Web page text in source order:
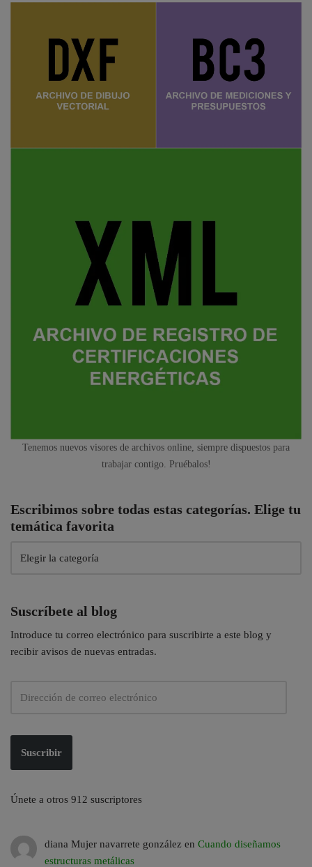
Tenemos nuevos visores de archivos online, siempre dispuestos para
trabajar contigo. Pruébalos!
Escribimos sobre todas estas categorías. Elige tu
temática favorita
Suscríbete al blog
Introduce tu correo electrónico para suscribirte a este blog y
recibir avisos de nuevas entradas.
Suscribir
Únete a otros 912 suscriptores
diana Mujer navarrete gonzález en Cuando diseñamos
estructuras metálicas